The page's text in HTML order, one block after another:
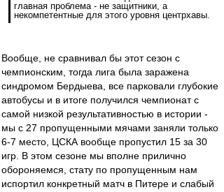
главная проблема - не защитники, а
некомпетентные для этого уровня центрхавы.
Вообще, не сравнивал бы этот сезон с
чемпионским, тогда лига была заражена
синдромом Бердыева, все парковали глубокие
автобусы и в итоге получился чемпионат с
самой низкой результативностью в истории -
мы с 27 пропущенными мячами заняли только
6-7 место, ЦСКА вообще пропустил 15 за 30
игр. В этом сезоне мы вполне прилично
обороняемся, стату по пропущенным нам
испортил конкретный матч в Питере и слабый